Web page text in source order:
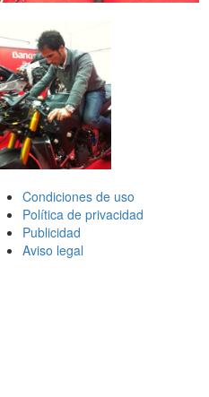
Condiciones de uso
Política de privacidad
Publicidad
Aviso legal